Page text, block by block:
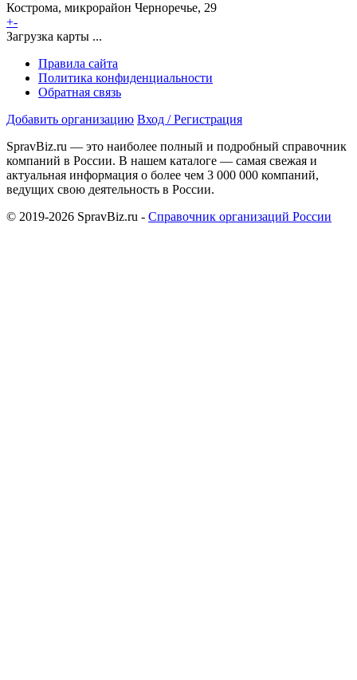
Кострома, микрорайон Черноречье, 29
+-
Загрузка карты ...
Правила сайта
Политика конфиденциальности
Обратная связь
Добавить организацию Вход / Регистрация
SpravBiz.ru — это наиболее полный и подробный справочник
компаний в России. В нашем каталоге — самая свежая и
актуальная информация о более чем 3 000 000 компаний,
ведущих свою деятельность в России.
© 2019-2026 SpravBiz.ru - Справочник организаций России